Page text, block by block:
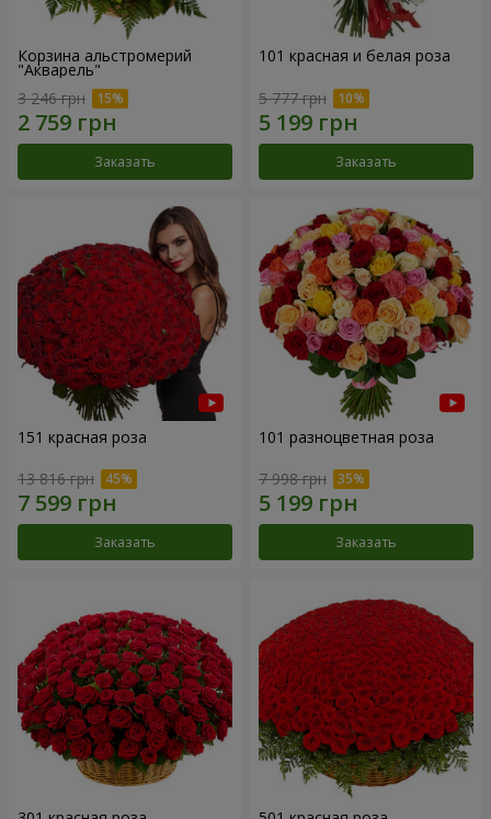
Корзина альстромерий
"Акварель"
3 246 грн
Заказать
101 красная и белая роза
5 777 грн
Заказать
151 красная роза
13 816 грн
Заказать
101 разноцветная роза
7 998 грн
Заказать